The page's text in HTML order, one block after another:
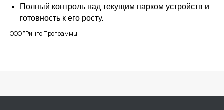
Полный контроль над текущим парком устройств и
готовность к его росту.
ООО "Ринго Программы"